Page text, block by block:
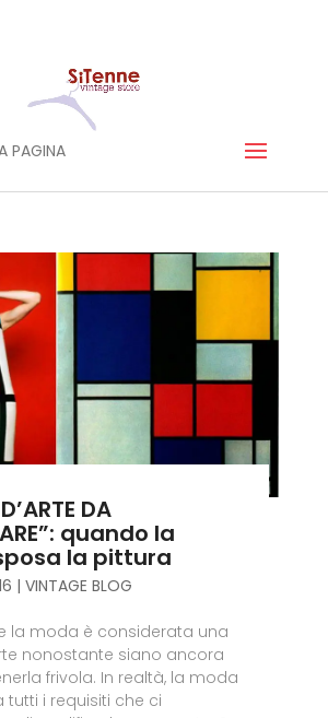
PAGINA
DA
quando la
la pittura
| VINTAGE BLOG
la moda è considerata una
nonostante siano ancora
frivola. In realtà, la moda
tutti i requisiti che ci